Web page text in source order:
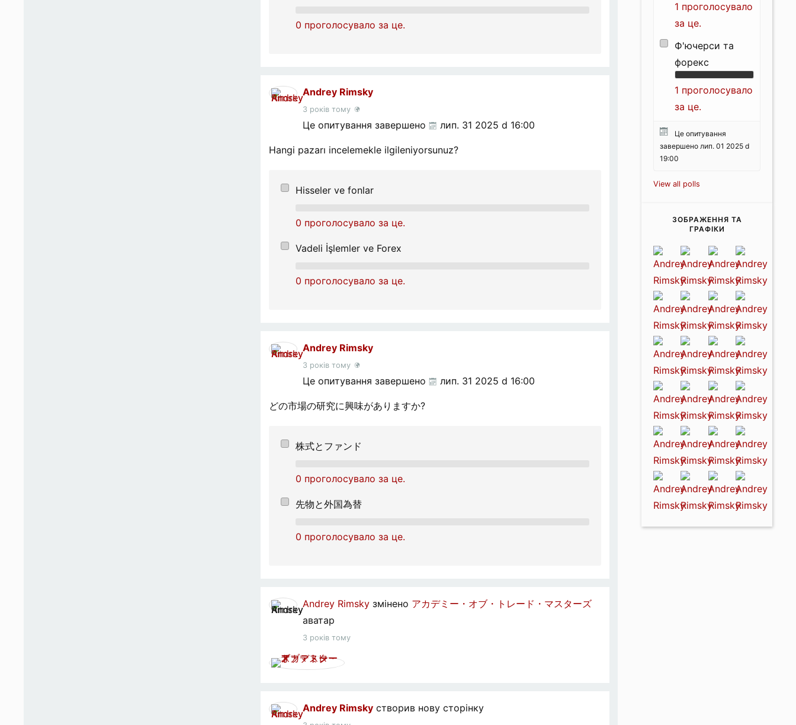
0 проголосувало за це.
Andrey Rimsky
3 років тому
Це опитування завершено лип. 31 2025 d 16:00
Hangi pazarı incelemekle ilgileniyorsunuz?
Hisseler ve fonlar
0 проголосувало за це.
Vadeli İşlemler ve Forex
0 проголосувало за це.
Andrey Rimsky
3 років тому
Це опитування завершено лип. 31 2025 d 16:00
どの市場の研究に興味がありますか?
株式とファンド
0 проголосувало за це.
先物と外国為替
0 проголосувало за це.
Andrey Rimsky змінено アカデミー・オブ・トレー​​ド・マスターズ
аватар
3 років тому
Andrey Rimsky створив нову сторінку
1 проголосувало
за це.
Ф'ючерси та
форекс
1 проголосувало
за це.
Це опитування
завершено лип. 01 2025 d
19:00
View all polls
ЗОБРАЖЕННЯ ТА
ГРАФІКИ